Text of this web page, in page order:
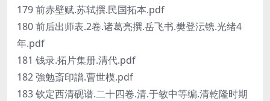
179 前赤壁赋.苏轼撰.民国拓本.pdf
180 前后出师表.2卷.诸葛亮撰.岳飞书.樊登沄镌.光绪4
年.pdf
181 钱录.拓片集册.清代.pdf
182 強勉斎印譜.曹世模.pdf
183 钦定西清砚谱.二十四卷.清.于敏中等编.清乾隆时期